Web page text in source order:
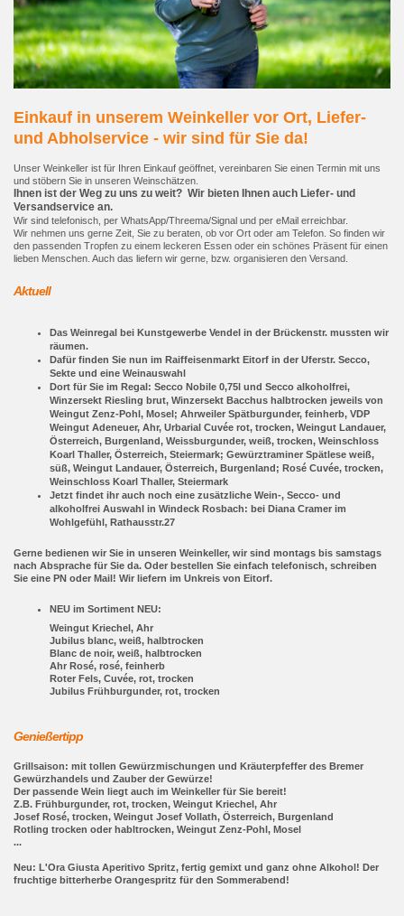
Einkauf in unserem Weinkeller vor Ort, Liefer-
und Abholservice - wir sind für Sie da!
Unser Weinkeller ist für Ihren Einkauf geöffnet, vereinbaren Sie einen Termin mit uns
und stöbern Sie in unseren Weinschätzen.
Ihnen ist der Weg zu uns zu weit? Wir bieten Ihnen auch Liefer- und
Versandservice an.
Wir sind telefonisch, per WhatsApp/Threema/Signal und per eMail erreichbar.
Wir nehmen uns gerne Zeit, Sie zu beraten, ob vor Ort oder am Telefon. So finden wir
den passenden Tropfen zu einem leckeren Essen oder ein schönes Präsent für einen
lieben Menschen. Auch das liefern wir gerne, bzw. organisieren den Versand.
Aktuell
Das Weinregal bei Kunstgewerbe Vendel in der Brückenstr. mussten wir
räumen.
Dafür finden Sie nun im Raiffeisenmarkt Eitorf in der Uferstr. Secco,
Sekte und eine Weinauswahl
Dort für Sie im Regal: Secco Nobile 0,75l und Secco alkoholfrei,
Winzersekt Riesling brut, Winzersekt Bacchus halbtrocken jeweils von
Weingut Zenz-Pohl, Mosel; Ahrweiler Spätburgunder, feinherb, VDP
Weingut Adeneuer, Ahr, Urbarial Cuvée rot, trocken, Weingut Landauer,
Österreich, Burgenland, Weissburgunder, weiß, trocken, Weinschloss
Koarl Thaller, Österreich, Steiermark; Gewürztraminer Spätlese weiß,
süß, Weingut Landauer, Österreich, Burgenland; Rosé Cuvée, trocken,
Weinschloss Koarl Thaller, Steiermark
Jetzt findet ihr auch noch eine zusätzliche Wein-, Secco- und
alkoholfrei Auswahl in Windeck Rosbach: bei Diana Cramer im
Wohlgefühl, Rathausstr.27
Gerne bedienen wir Sie in unseren Weinkeller, wir sind montags bis samstags
nach Absprache für Sie da. Oder bestellen Sie einfach telefonisch, schreiben
Sie eine PN oder Mail! Wir liefern im Unkreis von Eitorf.
NEU im Sortiment NEU:
Weingut Kriechel, Ahr
Jubilus blanc, weiß, halbtrocken
Blanc de noir, weiß, halbtrocken
Ahr Rosé, rosé, feinherb
Roter Fels, Cuvée, rot, trocken
Jubilus Frühburgunder, rot, trocken
Genießertipp
Grillsaison: mit tollen Gewürzmischungen und Kräuterpfeffer des Bremer
Gewürzhandels und Zauber der Gewürze!
Der passende Wein liegt auch im Weinkeller für Sie bereit!
Z.B. Frühburgunder, rot, trocken, Weingut Kriechel, Ahr
Josef Rosé, trocken, Weingut Josef Vollath, Österreich, Burgenland
Rotling trocken oder habltrocken, Weingut Zenz-Pohl, Mosel
...
Neu: L'Ora Giusta Aperitivo Spritz, fertig gemixt und ganz ohne Alkohol! Der
fruchtige bitterherbe Orangespritz für den Sommerabend!